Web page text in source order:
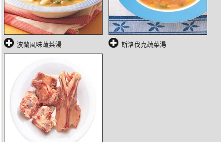
波蘭風味蔬菜湯 斯洛伐克蔬菜湯